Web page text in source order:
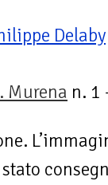
Delaby
Murena n. 1